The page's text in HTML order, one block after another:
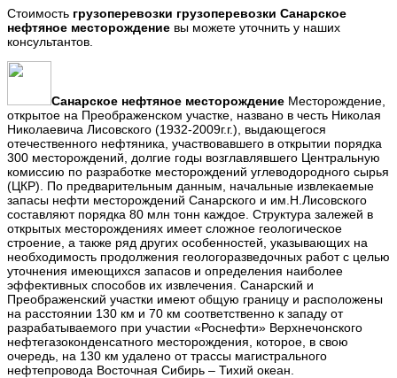
Стоимость грузоперевозки грузоперевозки Санарское
нефтяное месторождение вы можете уточнить у наших
консультантов.
Санарское нефтяное месторождение Месторождение,
открытое на Преображенском участке, названо в честь Николая
Николаевича Лисовского (1932-2009г.г.), выдающегося
отечественного нефтяника, участвовавшего в открытии порядка
300 месторождений, долгие годы возглавлявшего Центральную
комиссию по разработке месторождений углеводородного сырья
(ЦКР). По предварительным данным, начальные извлекаемые
запасы нефти месторождений Санарского и им.Н.Лисовского
составляют порядка 80 млн тонн каждое. Структура залежей в
открытых месторождениях имеет сложное геологическое
строение, а также ряд других особенностей, указывающих на
необходимость продолжения геологоразведочных работ с целью
уточнения имеющихся запасов и определения наиболее
эффективных способов их извлечения. Санарский и
Преображенский участки имеют общую границу и расположены
на расстоянии 130 км и 70 км соответственно к западу от
разрабатываемого при участии «Роснефти» Верхнечонского
нефтегазоконденсатного месторождения, которое, в свою
очередь, на 130 км удалено от трассы магистрального
нефтепровода Восточная Сибирь – Тихий океан.